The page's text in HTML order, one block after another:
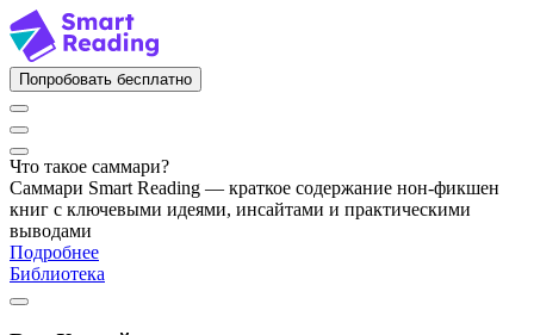
Попробовать бесплатно
Что такое саммари?
Саммари Smart Reading — краткое содержание нон-фикшен
книг с ключевыми идеями, инсайтами и практическими
выводами
Подробнее
Библиотека